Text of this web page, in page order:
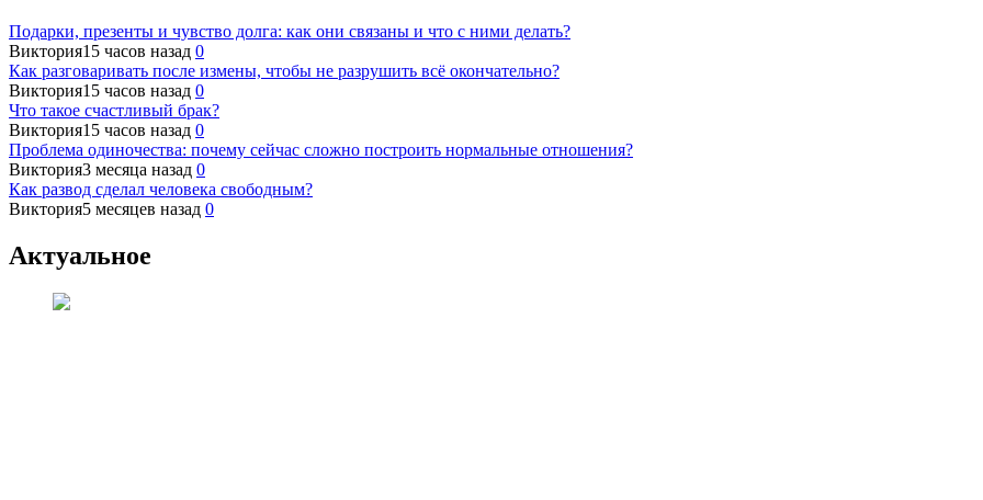
Подарки, презенты и чувство долга: как они связаны и что с ними делать?
Виктория15 часов назад 0
Как разговаривать после измены, чтобы не разрушить всё окончательно?
Виктория15 часов назад 0
Что такое счастливый брак?
Виктория15 часов назад 0
Проблема одиночества: почему сейчас сложно построить нормальные отношения?
Виктория3 месяца назад 0
Как развод сделал человека свободным?
Виктория5 месяцев назад 0
Актуальное